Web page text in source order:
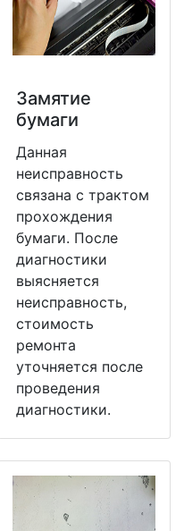
Замятие
бумаги
Данная
неисправность
связана с трактом
прохождения
бумаги. После
диагностики
выясняется
неисправность,
стоимость
ремонта
уточняется после
проведения
диагностики.